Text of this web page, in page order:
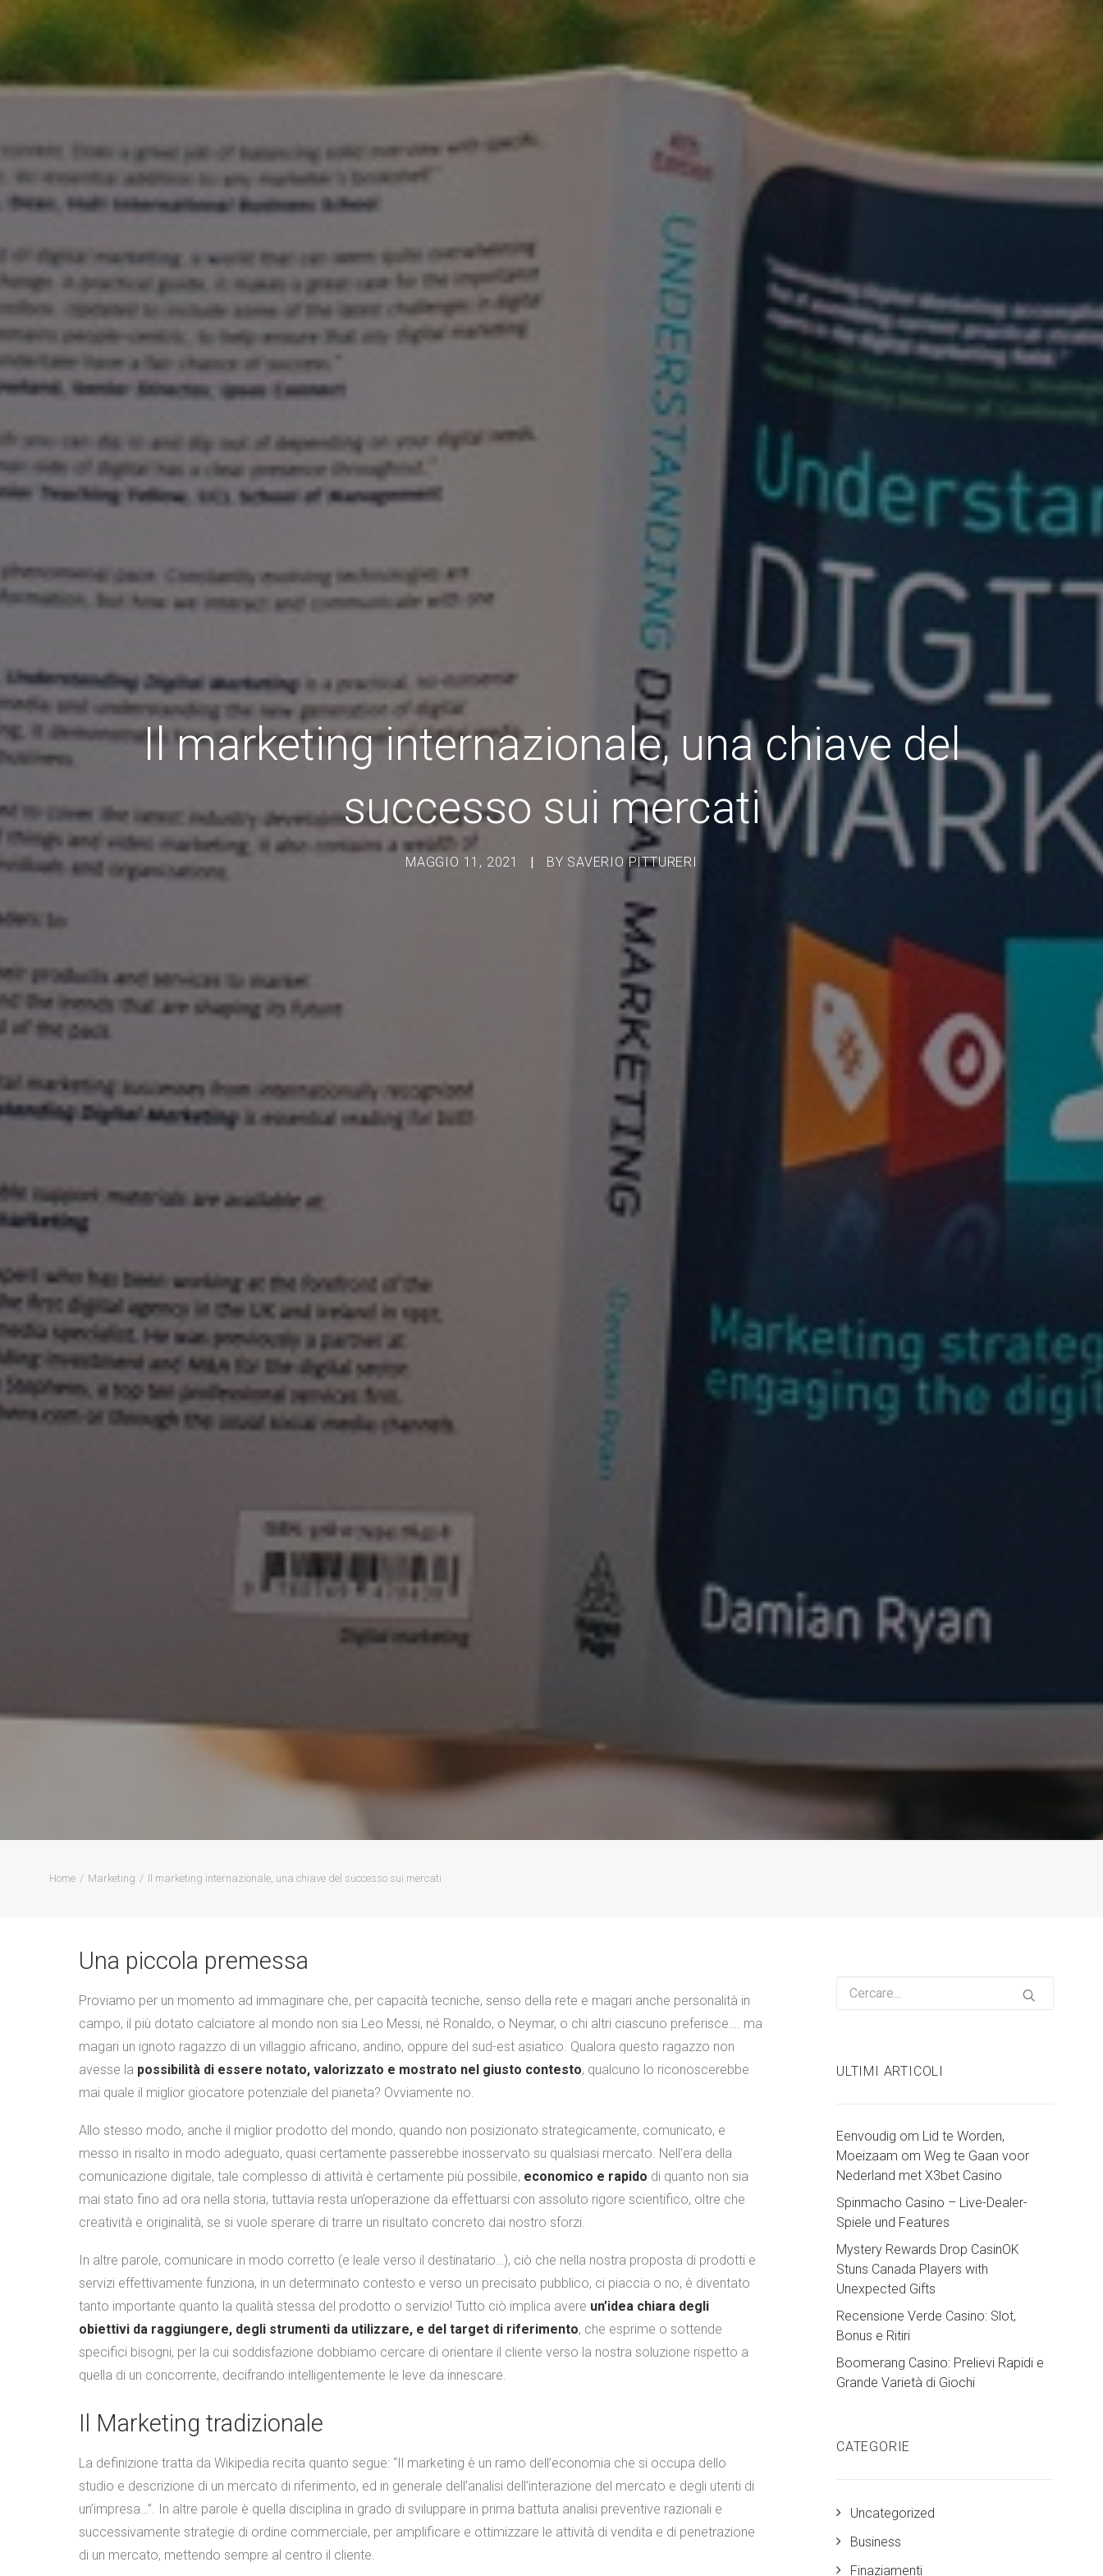
Il marketing internazionale, una chiave del
successo sui mercati
MAGGIO 11, 2021 | BY SAVERIO PITTURERI
Home Marketing Il marketing internazionale, una chiave del successo sui mercati
Una piccola premessa
Proviamo per un momento ad immaginare che, per capacità tecniche, senso della rete e magari anche personalità in
campo, il più dotato calciatore al mondo non sia Leo Messi, né Ronaldo, o Neymar, o chi altri ciascuno preferisce…. ma
magari un ignoto ragazzo di un villaggio africano, andino, oppure del sud-est asiatico. Qualora questo ragazzo non
avesse la possibilità di essere notato, valorizzato e mostrato nel giusto contesto, qualcuno lo riconoscerebbe
mai quale il miglior giocatore potenziale del pianeta? Ovviamente no.
Allo stesso modo, anche il miglior prodotto del mondo, quando non posizionato strategicamente, comunicato, e
messo in risalto in modo adeguato, quasi certamente passerebbe inosservato su qualsiasi mercato. Nell’era della
comunicazione digitale, tale complesso di attività è certamente più possibile, economico e rapido di quanto non sia
mai stato fino ad ora nella storia, tuttavia resta un’operazione da effettuarsi con assoluto rigore scientifico, oltre che
creatività e originalità, se si vuole sperare di trarre un risultato concreto dai nostro sforzi.
In altre parole, comunicare in modo corretto (e leale verso il destinatario…), ciò che nella nostra proposta di prodotti e
servizi effettivamente funziona, in un determinato contesto e verso un precisato pubblico, ci piaccia o no, è diventato
tanto importante quanto la qualità stessa del prodotto o servizio! Tutto ciò implica avere un’idea chiara degli
obiettivi da raggiungere, degli strumenti da utilizzare, e del target di riferimento, che esprime o sottende
specifici bisogni, per la cui soddisfazione dobbiamo cercare di orientare il cliente verso la nostra soluzione rispetto a
quella di un concorrente, decifrando intelligentemente le leve da innescare.
Il Marketing tradizionale
La definizione tratta da Wikipedia recita quanto segue: “Il marketing è un ramo dell’economia che si occupa dello
studio e descrizione di un mercato di riferimento, ed in generale dell’analisi dell’interazione del mercato e degli utenti di
un’impresa…”. In altre parole è quella disciplina in grado di sviluppare in prima battuta analisi preventive razionali e
successivamente strategie di ordine commerciale, per amplificare e ottimizzare le attività di vendita e di penetrazione
di un mercato, mettendo sempre al centro il cliente.
ULTIMI ARTICOLI
Eenvoudig om Lid te Worden,
Moeizaam om Weg te Gaan voor
Nederland met X3bet Casino
Spinmacho Casino – Live-Dealer-
Spiele und Features
Mystery Rewards Drop CasinOK
Stuns Canada Players with
Unexpected Gifts
Recensione Verde Casino: Slot,
Bonus e Ritiri
Boomerang Casino: Prelievi Rapidi e
Grande Varietà di Giochi
CATEGORIE
Uncategorized
Business
Finaziamenti